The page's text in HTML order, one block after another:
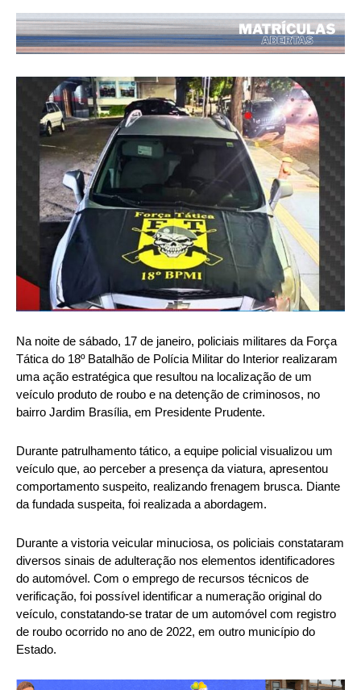
Na noite de sábado, 17 de janeiro, policiais militares da Força
Tática do 18º Batalhão de Polícia Militar do Interior realizaram
uma ação estratégica que resultou na localização de um
veículo produto de roubo e na detenção de criminosos, no
bairro Jardim Brasília, em Presidente Prudente.
Durante patrulhamento tático, a equipe policial visualizou um
veículo que, ao perceber a presença da viatura, apresentou
comportamento suspeito, realizando frenagem brusca. Diante
da fundada suspeita, foi realizada a abordagem.
Durante a vistoria veicular minuciosa, os policiais constataram
diversos sinais de adulteração nos elementos identificadores
do automóvel. Com o emprego de recursos técnicos de
verificação, foi possível identificar a numeração original do
veículo, constatando-se tratar de um automóvel com registro
de roubo ocorrido no ano de 2022, em outro município do
Estado.